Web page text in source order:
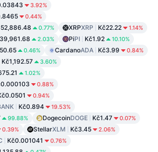
3.92%
0.44%
0.77% XRPXRP Kč22.22 1.14%
2.03% PiPI Kč1.92 10.10%
0.46% CardanoADA Kč3.99 0.84%
Kč1,192.57 3.60%
1.02%
0.88%
0.94%
Kč0.894 19.53%
99.88% DogecoinDOGE Kč1.47 0.07%
0.39% StellarXLM Kč3.45 2.06%
Kč0.001041 0.76%